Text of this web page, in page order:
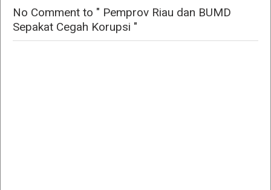
No Comment to " Pemprov Riau dan BUMD
Sepakat Cegah Korupsi "